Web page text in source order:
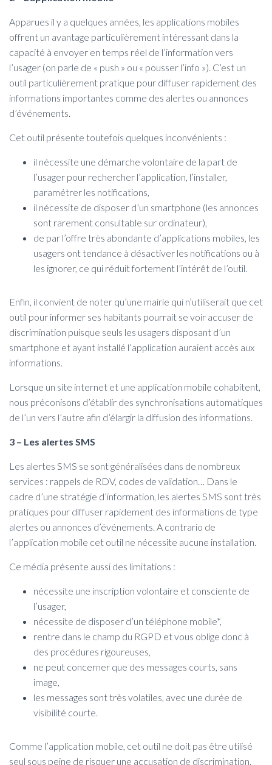
Apparues il y a quelques années, les applications mobiles
offrent un avantage particulièrement intéressant dans la
capacité à envoyer en temps réel de l’information vers
l’usager (on parle de « push » ou « pousser l’info »). C’est un
outil particulièrement pratique pour diffuser rapidement des
informations importantes comme des alertes ou annonces
d’événements.
Cet outil présente toutefois quelques inconvénients :
il nécessite une démarche volontaire de la part de
l’usager pour rechercher l’application, l’installer,
paramétrer les notifications,
il nécessite de disposer d’un smartphone (les annonces
sont rarement consultable sur ordinateur),
de par l’offre très abondante d’applications mobiles, les
usagers ont tendance à désactiver les notifications ou à
les ignorer, ce qui réduit fortement l’intérêt de l’outil.
Enfin, il convient de noter qu’une mairie qui n’utiliserait que cet
outil pour informer ses habitants pourrait se voir accuser de
discrimination puisque seuls les usagers disposant d’un
smartphone et ayant installé l’application auraient accès aux
informations.
Lorsque un site internet et une application mobile cohabitent,
nous préconisons d’établir des synchronisations automatiques
de l’un vers l’autre afin d’élargir la diffusion des informations.
3 – Les alertes SMS
Les alertes SMS se sont généralisées dans de nombreux
services : rappels de RDV, codes de validation… Dans le
cadre d’une stratégie d’information, les alertes SMS sont très
pratiques pour diffuser rapidement des informations de type
alertes ou annonces d’événements. A contrario de
l’application mobile cet outil ne nécessite aucune installation.
Ce média présente aussi des limitations :
nécessite une inscription volontaire et consciente de
l’usager,
nécessite de disposer d’un téléphone mobile*,
rentre dans le champ du RGPD et vous oblige donc à
des procédures rigoureuses,
ne peut concerner que des messages courts, sans
image,
les messages sont très volatiles, avec une durée de
visibilité courte.
Comme l’application mobile, cet outil ne doit pas être utilisé
seul sous peine de risquer une accusation de discrimination.